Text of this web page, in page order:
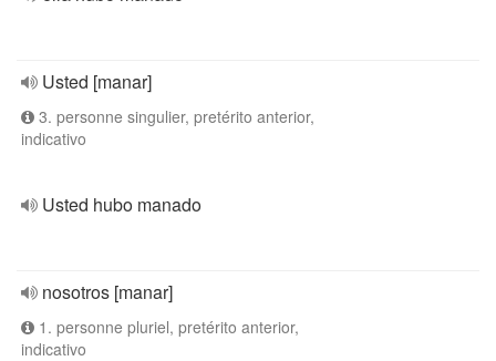
Usted [manar]
3. personne singulier, pretérito anterior,
indicativo
Usted hubo manado
nosotros [manar]
1. personne pluriel, pretérito anterior,
indicativo